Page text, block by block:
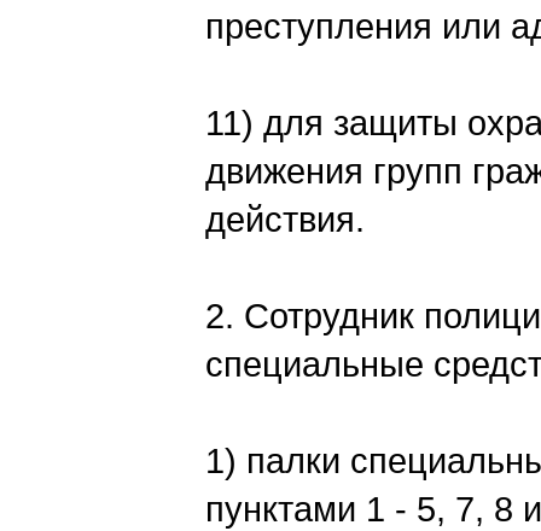
преступления или
11) для защиты
движения групп
действия.
2. Сотрудник
специальные
1) палки
пунктами 1 - 5, 7, 8